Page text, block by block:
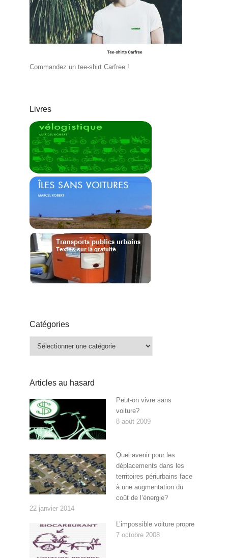
Commandez un tee-shirt Carfree !
Livres
Catégories
Articles au hasard
Peut-on vivre sans
voiture?
8 août 2009
Quel avenir pour les
déplacements dans les
territoires périurbains face
à une augmentation du
coût de l’énergie?
22 janvier 2014
L’impossible voiture propre
7 octobre 2008